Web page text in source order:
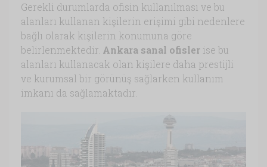
Gerekli durumlarda ofisin kullanılması ve bu
alanları kullanan kişilerin erişimi gibi nedenlere
bağlı olarak kişilerin konumuna göre
belirlenmektedir. Ankara sanal ofisler ise bu
alanları kullanacak olan kişilere daha prestijli
ve kurumsal bir görünüş sağlarken kullanım
imkanı da sağlamaktadır.